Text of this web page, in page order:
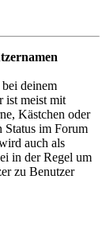
deinem
ist meist mit
Kästchen oder
Status im Forum
auch als
in der Regel um
zu Benutzer